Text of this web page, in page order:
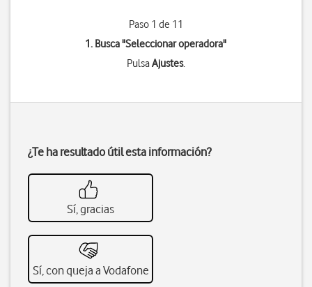
Paso 1 de 11
1. Busca "Seleccionar operadora"
PulsaAjustes.
¿Te ha resultado útil esta información?
Sí, gracias
Sí, con queja a Vodafone